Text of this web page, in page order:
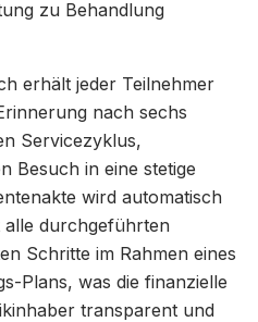
zu Behandlung
erhält jeder Teilnehmer
nach sechs
Servicezyklus,
Besuch in eine stetige
wird automatisch
durchgeführten
Schritte im Rahmen eines
Plans, was die finanzielle
transparent und